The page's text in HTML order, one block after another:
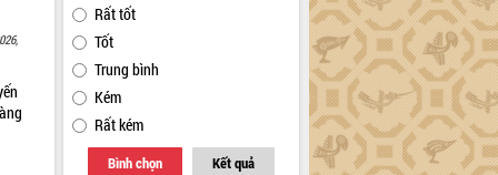
Rất tốt
Tốt
Trung bình
Kém
Rất kém
Bình chọn Kết quả